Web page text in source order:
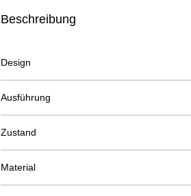
Beschreibung
Design
Ausführung
Zustand
Material